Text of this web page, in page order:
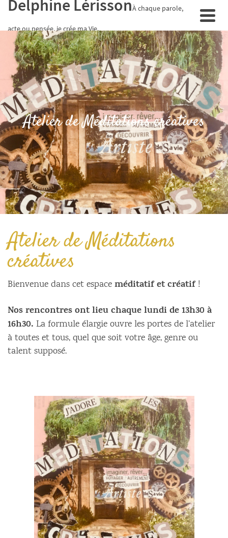
Delphine LérissonÀ chaque parole,
acte ou pensée, je crée ma Vie.
Atelier de Méditations créatives
Atelier de Méditations
créatives
Bienvenue dans cet espaceméditatif et créatif!
Nos rencontres ont lieu chaque lundi de 13h30 à
16h30. La formule élargie ouvre les portes de l’atelier
à toutes et tous, quel que soit votre âge, genre ou
talent supposé.